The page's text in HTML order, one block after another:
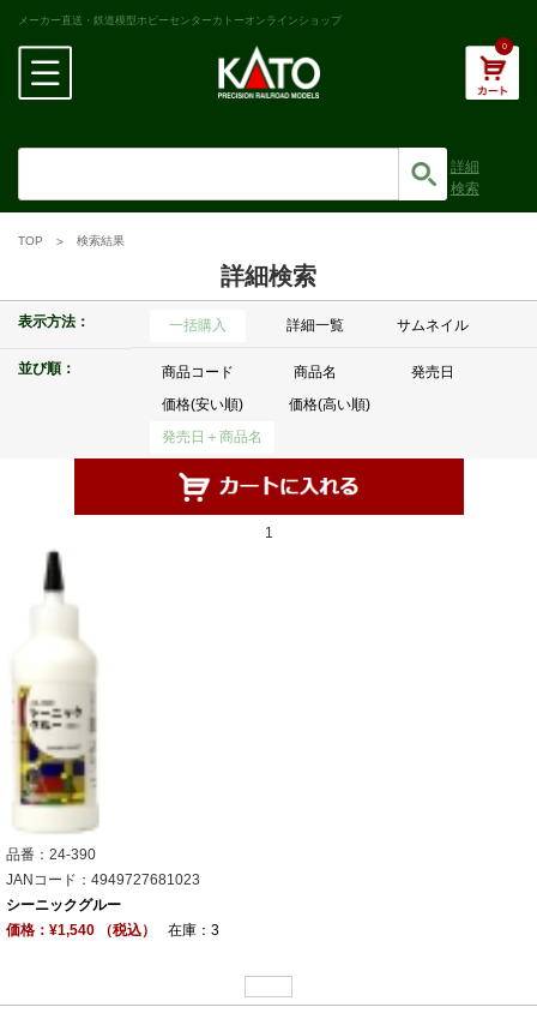
メーカー直送・鉄道模型ホビーセンターカトーオンラインショップ
0
詳細
検索
TOP 検索結果
詳細検索
表示方法： 一括購入 詳細一覧 サムネイル
並び順： 商品コード 商品名
発売日
価格(安い順)
価格(高い順)
発売日＋商品名
1
品番：24-390
JANコード：4949727681023
シーニックグルー
価格：¥1,540 （税込）
在庫：3